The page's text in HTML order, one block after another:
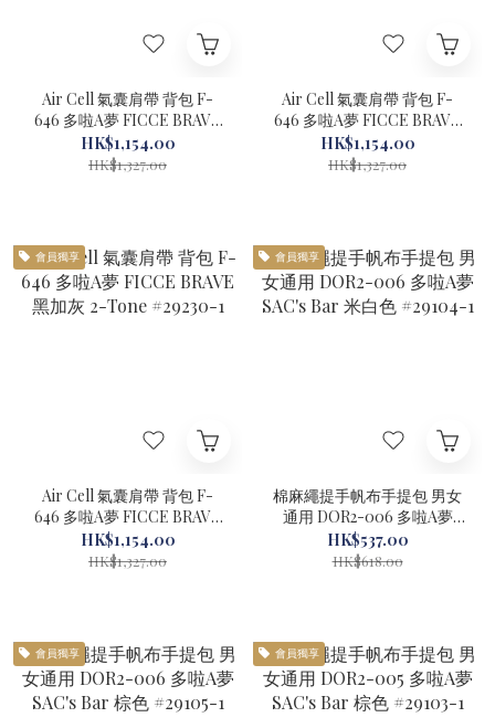
Air Cell 氣囊肩帶 背包 F-
646 多啦A夢 FICCE BRAVE
黑色 #29227-1
HK$1,154.00
HK$1,327.00
Air Cell 氣囊肩帶 背包 F-
646 多啦A夢 FICCE BRAVE
海軍藍 #29229-1
HK$1,154.00
HK$1,327.00
會員獨享
Air Cell 氣囊肩帶 背包 F-
646 多啦A夢 FICCE BRAVE
黑加灰 2-Tone #29230-1
HK$1,154.00
HK$1,327.00
會員獨享
棉麻繩提手帆布手提包 男女
通用 DOR2-006 多啦A夢
SAC's Bar 米白色 #29104-1
HK$537.00
HK$618.00
會員獨享 會員獨享